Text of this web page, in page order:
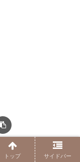
トップ サイドバー